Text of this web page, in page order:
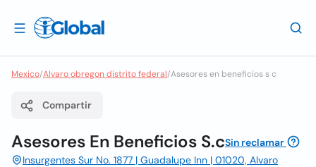
Mexico/Alvaro obregon distrito federal/Asesores en beneficios s c
Compartir
Asesores En Beneficios S.cSin reclamar
Insurgentes Sur No. 1877 | Guadalupe Inn | 01020, Alvaro